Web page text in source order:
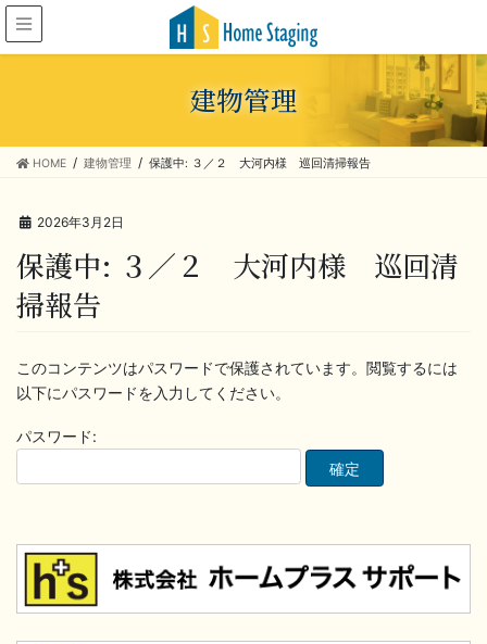
建物管理
HOME 建物管理 保護中: ３／２ 大河内様 巡回清掃報告
2026年3月2日
保護中: ３／２ 大河内様 巡回清
掃報告
このコンテンツはパスワードで保護されています。閲覧するには
以下にパスワードを入力してください。
パスワード: